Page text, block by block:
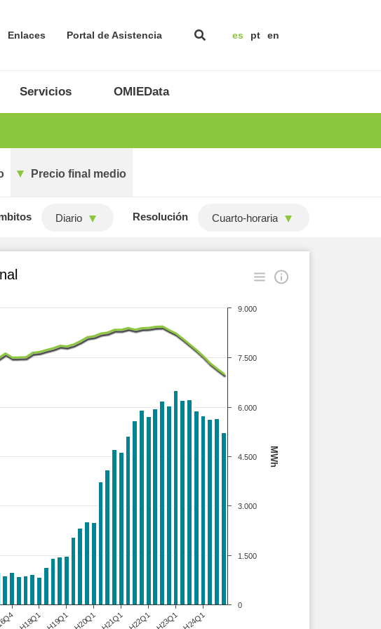
Enlaces Portal de Asistencia es pt en
Servicios OMIEData
Precio final medio
Diario Resolución Cuarto-horaria
MWh
H18Q1 H19Q1 H20Q1 H21Q1 H22Q1 H23Q1 H24Q1
0
1.500
3.000
4.500
6.000
7.500
9.000